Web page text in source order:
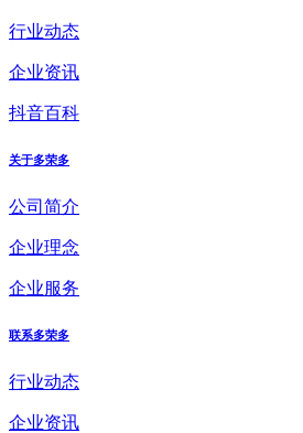
行业动态
企业资讯
抖音百科
关于多荣多
公司简介
企业理念
企业服务
联系多荣多
行业动态
企业资讯